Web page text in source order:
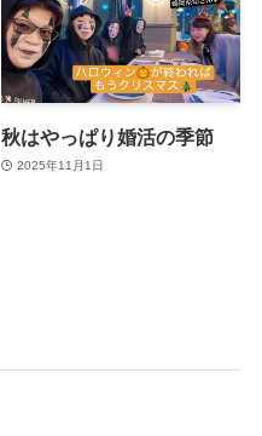
秋はやっぱり婚活の季節
2025年11月1日